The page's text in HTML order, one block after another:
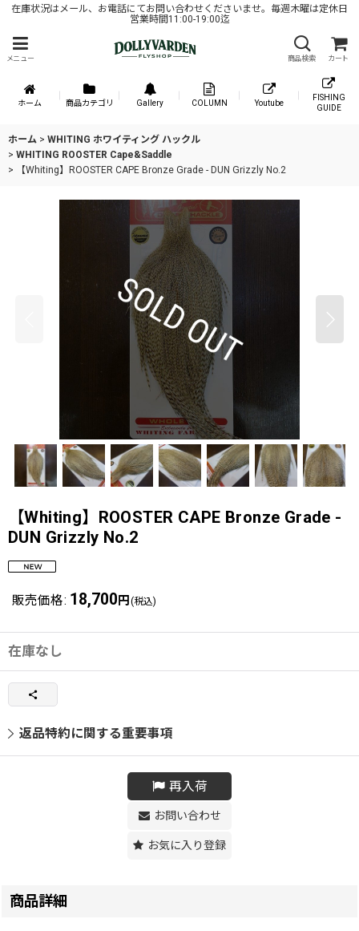
在庫状況はメール、お電話にてお問い合わせくださいませ。毎週木曜は定休日
営業時間11:00-19:00迄
メニュー 商品検索 カート
ホーム 商品カテゴリ Gallery COLUMN Youtube
FISHING
GUIDE
ホーム > WHITING ホワイティング ハックル
> WHITING ROOSTER Cape&Saddle
>
【Whiting】ROOSTER CAPE Bronze Grade - DUN Grizzly No.2
【Whiting】ROOSTER CAPE Bronze Grade -
DUN Grizzly No.2
販売価格: 18,700 円 (税込)
在庫なし
返品特約に関する重要事項
再入荷
お問い合わせ
お気に入り登録
商品詳細